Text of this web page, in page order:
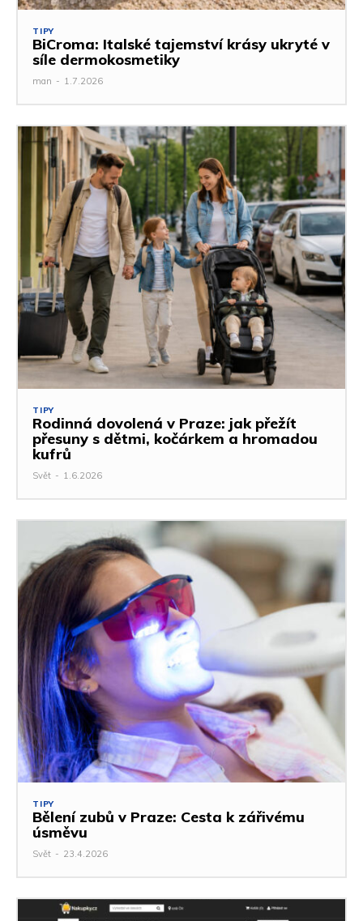
TIPY
BiCroma: Italské tajemství krásy ukryté v
síle dermokosmetiky
man - 1.7.2026
TIPY
Rodinná dovolená v Praze: jak přežít
přesuny s dětmi, kočárkem a hromadou
kufrů
Svět - 1.6.2026
TIPY
Bělení zubů v Praze: Cesta k zářivému
úsměvu
Svět - 23.4.2026